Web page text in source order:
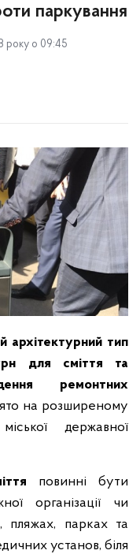
паркування
року о 09:45
архітектурний тип
для сміття та
ремонтних
на розширеному
державної
повинні бути
організації чи
пляжах, парках та
установ, біля